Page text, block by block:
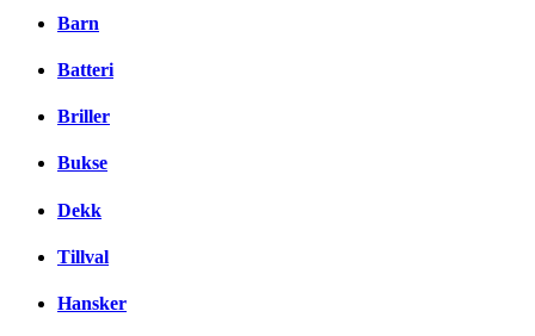
Barn
Batteri
Briller
Bukse
Dekk
Tillval
Hansker